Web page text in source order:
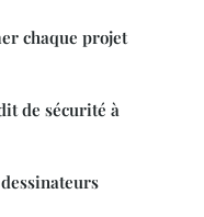
chaque projet
de sécurité à